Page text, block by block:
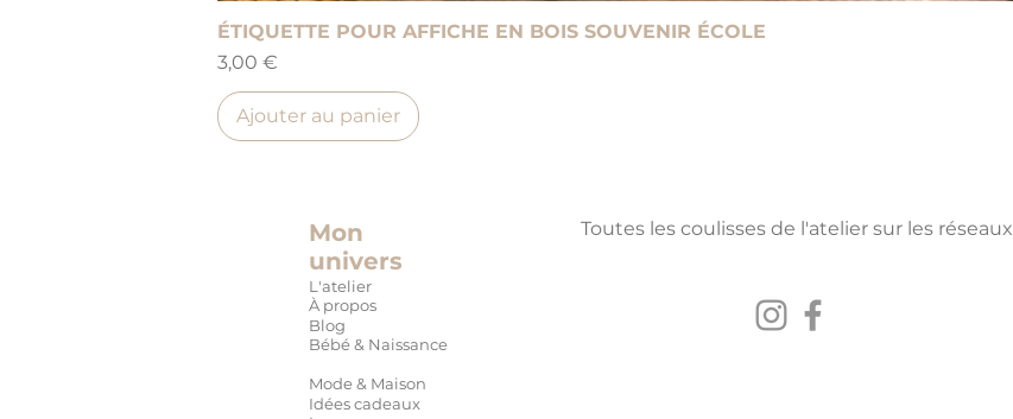
ÉTIQUETTE POUR AFFICHE EN BOIS SOUVENIR ÉCOLE
Prix
3,00 €
Ajouter au panier
Mon
univers
L'atelier
À propos
Blog
Bébé & Naissance
Toutes les coulisses de l'atelier sur les réseaux
Mode & Maison
Idées cadeaux